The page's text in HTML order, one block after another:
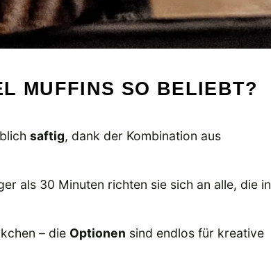
MUFFINS SO BELIEBT?
saftig, dank der Kombination aus
als 30 Minuten richten sie sich an alle, die in
– die Optionen sind endlos für kreative